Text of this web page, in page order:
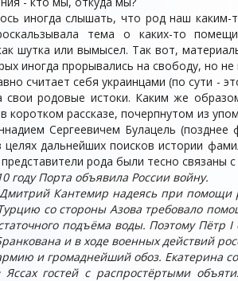
иногда слышать, что род наш
тема о каких-то
шутка или вымысел. Так вот,
иногда прорывались на свободу, но
считает себя украинцами (по сути -
свои родовые истоки. Каким же
коротком рассказе, почерпнутом из
Сергеевичем Булацель
дальнейших поисков истории
рода были тесно связаны
году Порта объявила России войну.
Кантемир надеясь при помощи
со стороны Азова требовало
подъёма воды. Поэтому Пётр I
и в ходе военных действий
и громаднейший обоз. Екатерина
гостей с распростёртыми